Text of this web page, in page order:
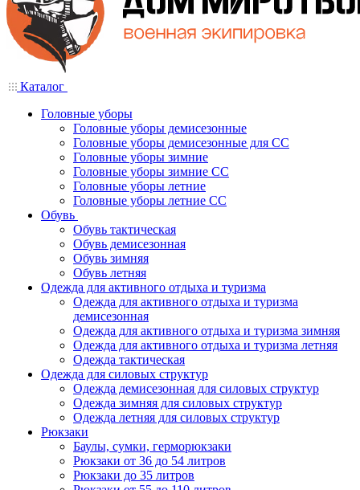
Каталог
Головные уборы
Головные уборы демисезонные
Головные уборы демисезонные для СС
Головные уборы зимние
Головные уборы зимние СС
Головные уборы летние
Головные уборы летние СС
Обувь
Обувь тактическая
Обувь демисезонная
Обувь зимняя
Обувь летняя
Одежда для активного отдыха и туризма
Одежда для активного отдыха и туризма
демисезонная
Одежда для активного отдыха и туризма зимняя
Одежда для активного отдыха и туризма летняя
Одежда тактическая
Одежда для силовых структур
Одежда демисезонная для силовых структур
Одежда зимняя для силовых структур
Одежда летняя для силовых структур
Рюкзаки
Баулы, сумки, герморюкзаки
Рюкзаки от 36 до 54 литров
Рюкзаки до 35 литров